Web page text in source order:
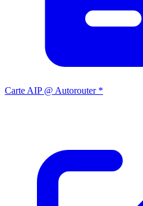
Carte AIP @ Autorouter *